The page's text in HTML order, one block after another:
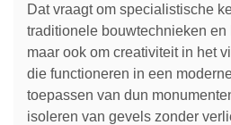
Dat vraagt om specialistische
traditionele bouwtechnieken en
maar ook om creativiteit in het
die functioneren in een
toepassen van dun
isoleren van gevels zonder